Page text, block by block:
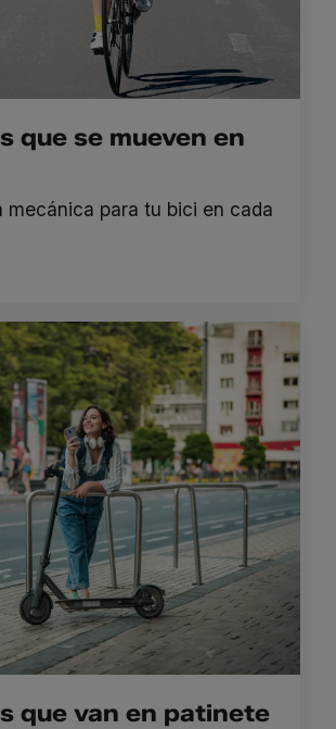
que se mueven en
mecánica para tu bici en cada
que van en patinete